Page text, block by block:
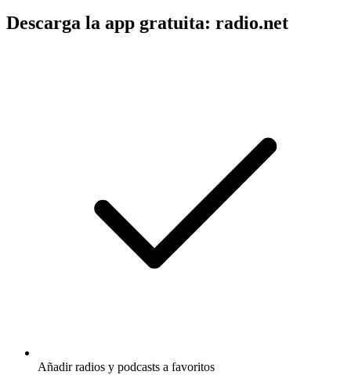
Descarga la app gratuita: radio.net
Añadir radios y podcasts a favoritos